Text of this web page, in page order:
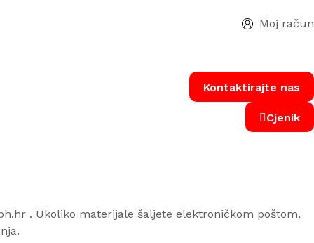
Moj račun
Kontaktirajte nas
Cjenik
. Ukoliko materijale šaljete elektroničkom poštom,